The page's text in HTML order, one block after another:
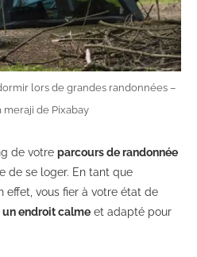
lors de grandes randonnées –
meraji de Pixabay
de votre parcours de randonnée
de se loger. En tant que
effet, vous fier à votre état de
un endroit calme et adapté pour